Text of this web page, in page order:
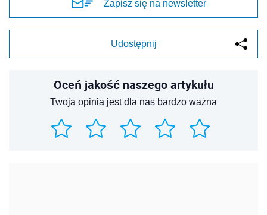
Zapisz się na newsletter
Udostępnij
Oceń jakość naszego artykułu
Twoja opinia jest dla nas bardzo ważna